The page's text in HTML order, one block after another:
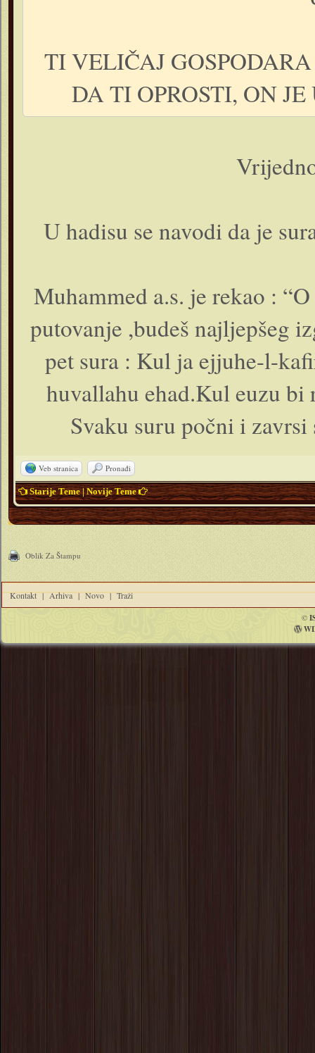
TI VELIČAJ
DA TI OPROSTI, ON
U hadisu se navodi da je
Muhammed a.s. je rekao :
putovanje ,budeš najljepšeg
pet sura : Kul ja ejjuhe-l-
huvallahu ehad.Kul euzu
Svaku suru počni i
Veb stranica Pronađi
Starije Teme|Novije Teme
Oblik Za Štampu
Kontakt | Arhiva | Novo | Traži
©